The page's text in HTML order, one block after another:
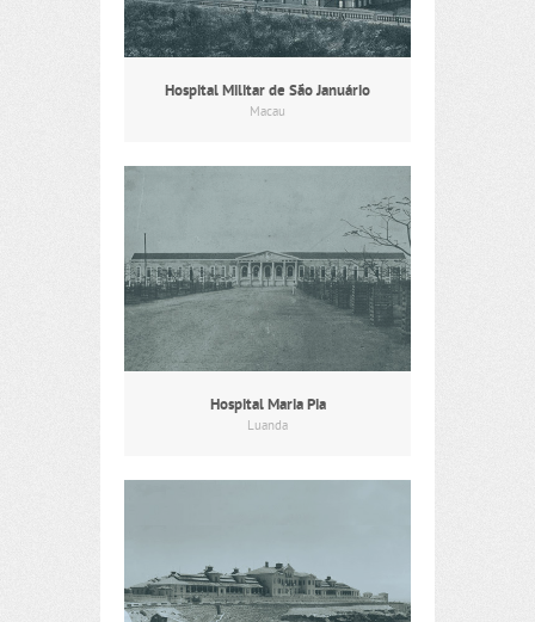
Hospital Militar de São Januário
Macau
Hospital Maria Pia
Luanda